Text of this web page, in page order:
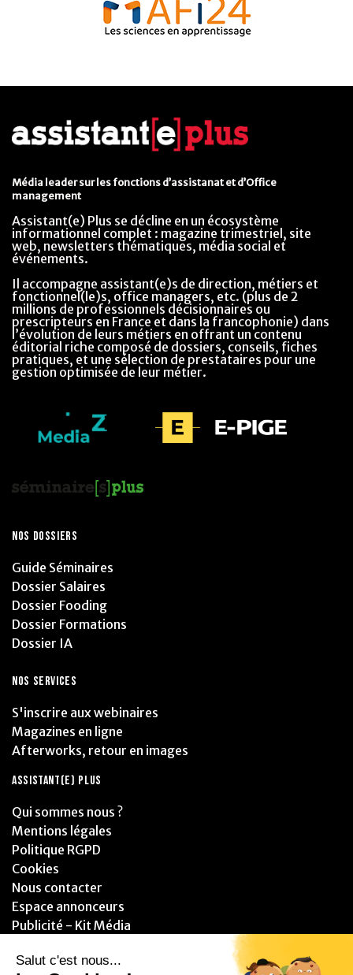
Média leader sur les fonctions d’assistanat et d’Office
management
Assistant(e) Plus se décline en un écosystème
informationnel complet : magazine trimestriel, site
web, newsletters thématiques, média social et
événements.
Il accompagne assistant(e)s de direction, métiers et
fonctionnel(le)s, office managers, etc. (plus de 2
millions de professionnels décisionnaires ou
prescripteurs en France et dans la francophonie) dans
l’évolution de leurs métiers en offrant un contenu
éditorial riche composé de dossiers, conseils, fiches
pratiques, et une sélection de prestataires pour une
gestion optimisée de leur métier.
NOS DOSSIERS
Guide Séminaires
Dossier Salaires
Dossier Fooding
Dossier Formations
Dossier IA
NOS SERVICES
S'inscrire aux webinaires
Magazines en ligne
Afterworks, retour en images
ASSISTANT(E) PLUS
Qui sommes nous ?
Mentions légales
Politique RGPD
Cookies
Nous contacter
Espace annonceurs
Publicité - Kit Média
PARTENAIRES